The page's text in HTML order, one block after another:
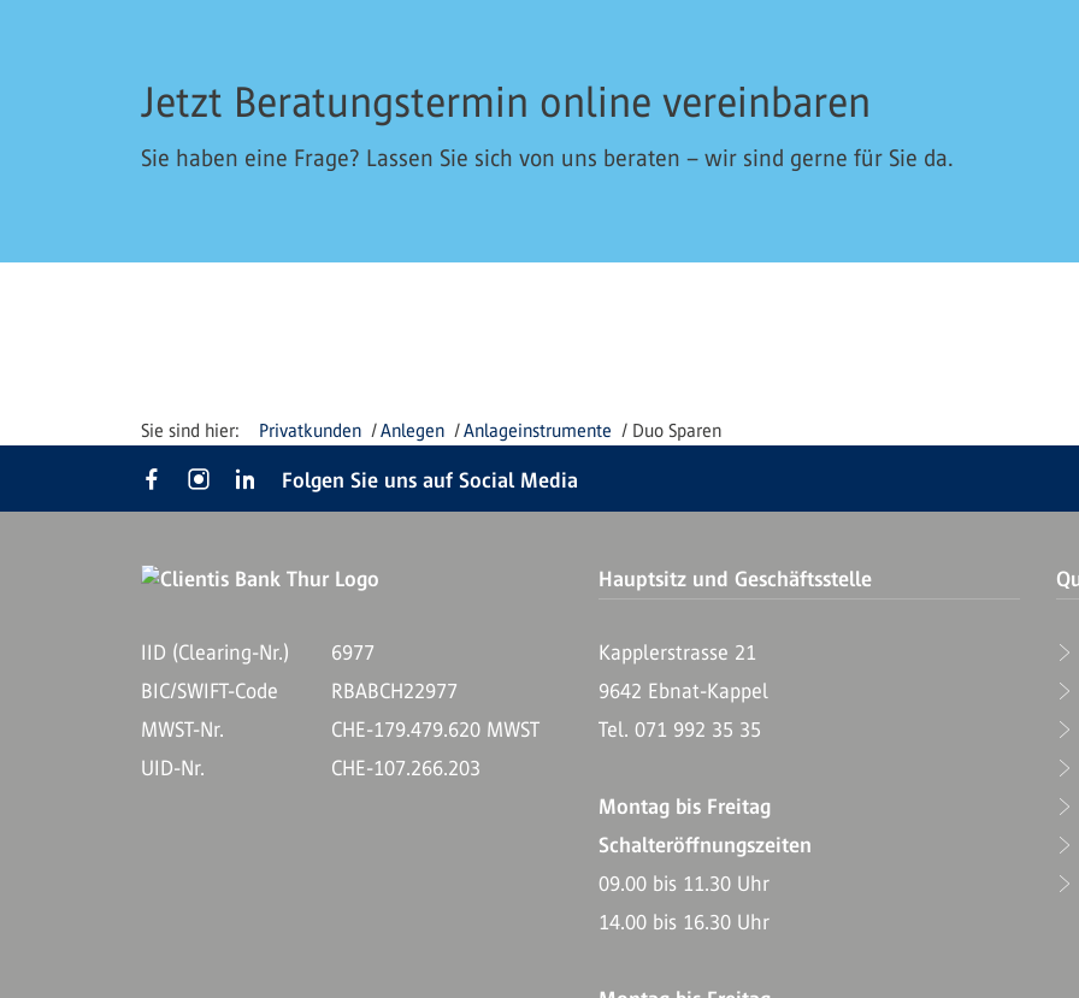
Jetzt Beratungstermin online vereinbaren
Sie haben eine Frage? Lassen Sie sich von uns beraten – wir sind gerne für Sie da.
Privatkunden Anlegen Anlageinstrumente Duo Sparen
Folgen Sie uns auf Social Media
Hauptsitz und Geschäftsstelle
IID (Clearing-Nr.)
6977
BIC/SWIFT-Code
RBABCH22977
MWST-Nr.
CHE-179.479.620 MWST
UID-Nr.
CHE-107.266.203
Kapplerstrasse 21
9642 Ebnat-Kappel
Tel. 071 992 35 35
Montag bis Freitag
Schalteröffnungszeiten
09.00 bis 11.30 Uhr
14.00 bis 16.30 Uhr